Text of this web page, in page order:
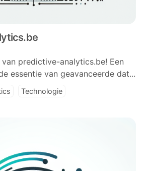
predictive-analytics.be! Een
essentie van geavanceerde dat...
Technologie